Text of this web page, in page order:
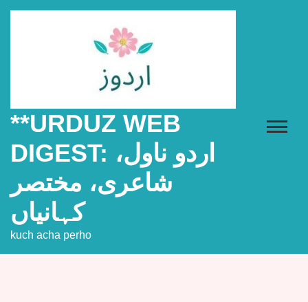
**URDUZ WEB
DIGEST: اردو ناول،
شاعری، مختصر
کہانیاں
kuch acha perho